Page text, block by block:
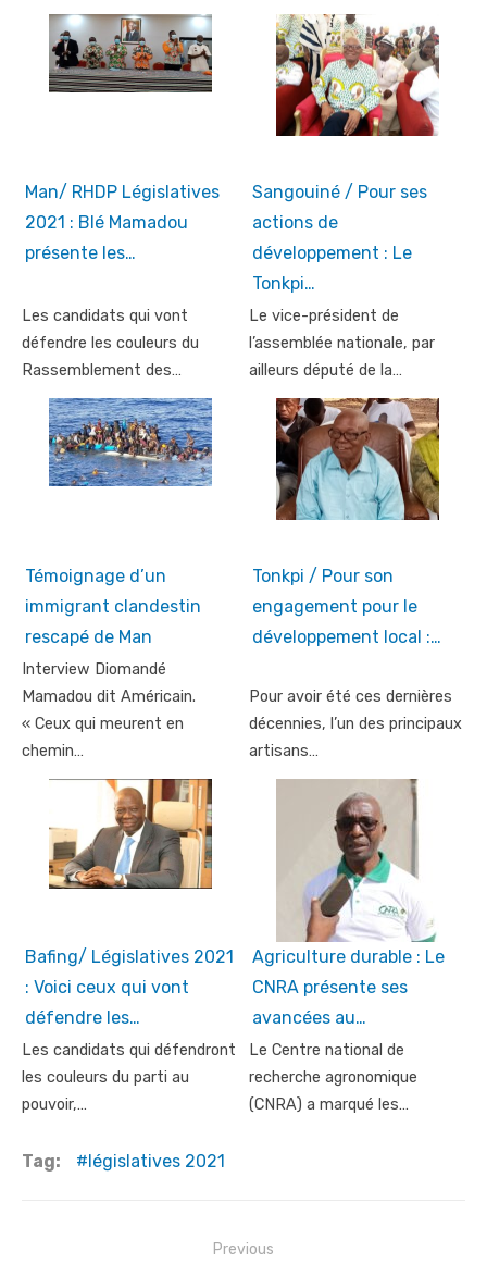
Man/ RHDP Législatives
2021 : Blé Mamadou
présente les…
Les candidats qui vont
défendre les couleurs du
Rassemblement des…
Sangouiné / Pour ses
actions de
développement : Le
Tonkpi…
Le vice-président de
l’assemblée nationale, par
ailleurs député de la…
Témoignage d’un
immigrant clandestin
rescapé de Man
Interview Diomandé
Mamadou dit Américain.
« Ceux qui meurent en
chemin…
Tonkpi / Pour son
engagement pour le
développement local :…
Pour avoir été ces dernières
décennies, l’un des principaux
artisans…
Bafing/ Législatives 2021
: Voici ceux qui vont
défendre les…
Les candidats qui défendront
les couleurs du parti au
pouvoir,…
Agriculture durable : Le
CNRA présente ses
avancées au…
Le Centre national de
recherche agronomique
(CNRA) a marqué les…
Tag: législatives 2021
Previous